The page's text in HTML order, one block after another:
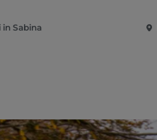
in Sabina